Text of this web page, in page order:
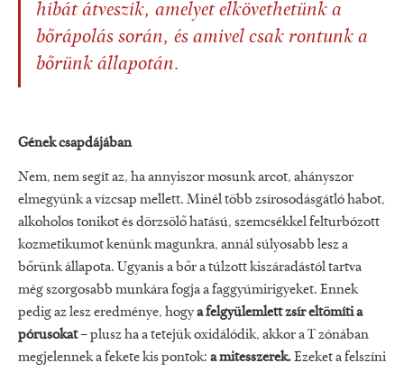
hibát átveszik, amelyet elkövethetünk a
bőrápolás során, és amivel csak rontunk a
bőrünk állapotán.
Gének csapdájában
Nem, nem segít az, ha annyiszor mosunk arcot, ahányszor
elmegyünk a vízcsap mellett. Minél több zsírosodásgátló habot,
alkoholos tonikot és dörzsölő hatású, szemcsékkel felturbózott
kozmetikumot kenünk magunkra, annál súlyosabb lesz a
bőrünk állapota. Ugyanis a bőr a túlzott kiszáradástól tartva
még szorgosabb munkára fogja a faggyúmirigyeket. Ennek
pedig az lesz eredménye, hogya felgyülemlett zsír eltömíti a
pórusokat– plusz ha a tetejük oxidálódik, akkor a T zónában
megjelennek a fekete kis pontok: a mitesszerek.Ezeket a felszíni